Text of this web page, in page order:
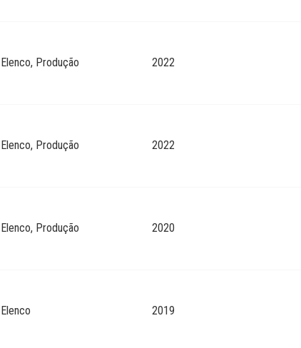
Elenco, Produção 2022
Elenco, Produção 2022
Elenco, Produção 2020
Elenco 2019